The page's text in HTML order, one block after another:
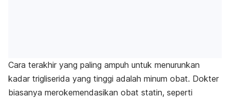
Cara terakhir yang paling ampuh untuk menurunkan
kadar trigliserida yang tinggi adalah minum obat. Dokter
biasanya merokemendasikan obat statin, seperti